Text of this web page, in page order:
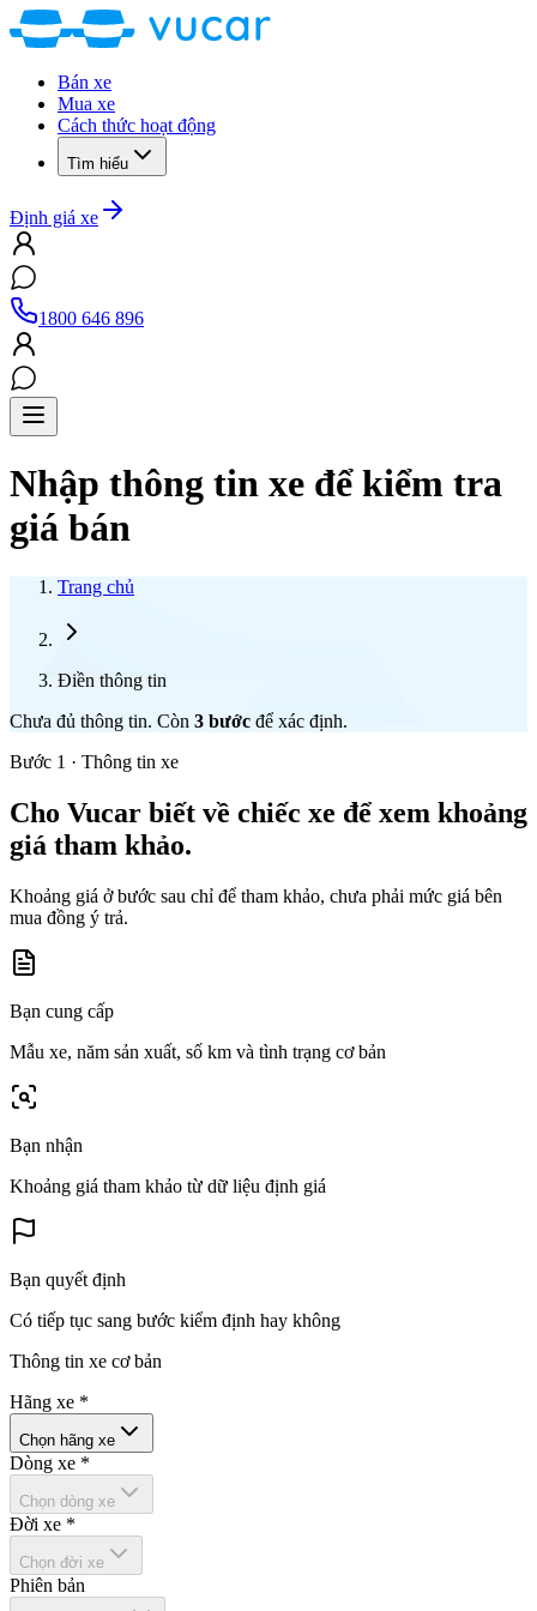
Bán xe
Mua xe
Cách thức hoạt động
Tìm hiểu
Định giá xe
1800 646 896
Nhập thông tin xe để kiểm tra
giá bán
Trang chủ
Điền thông tin
Chưa đủ thông tin. Còn 3 bước để xác định.
Bước 1 · Thông tin xe
Cho Vucar biết về chiếc xe để xem khoảng
giá tham khảo.
Khoảng giá ở bước sau chỉ để tham khảo, chưa phải mức giá bên
mua đồng ý trả.
Bạn cung cấp
Mẫu xe, năm sản xuất, số km và tình trạng cơ bản
Bạn nhận
Khoảng giá tham khảo từ dữ liệu định giá
Bạn quyết định
Có tiếp tục sang bước kiểm định hay không
Thông tin xe cơ bản
Hãng xe *
Chọn hãng xe
Dòng xe *
Chọn dòng xe
Đời xe *
Chọn đời xe
Phiên bản